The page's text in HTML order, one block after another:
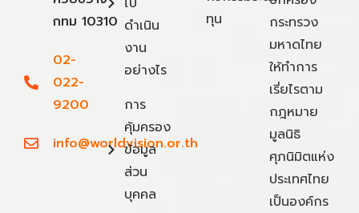
กทม 10310
02-
022-
9200
info@worldvision.or.th
ดำเนิน
งาน
อย่างไร
การ
คุ้มครอง
ข้อมูล
ส่วน
บุคคล
ทุน
กระทรวง
มหาดไทย
ให้ทำการ
เรี่ยไรตาม
กฎหมาย
มูลนิธิ
ศุภนิมิตแห่ง
ประเทศไทย
เป็นองค์กร